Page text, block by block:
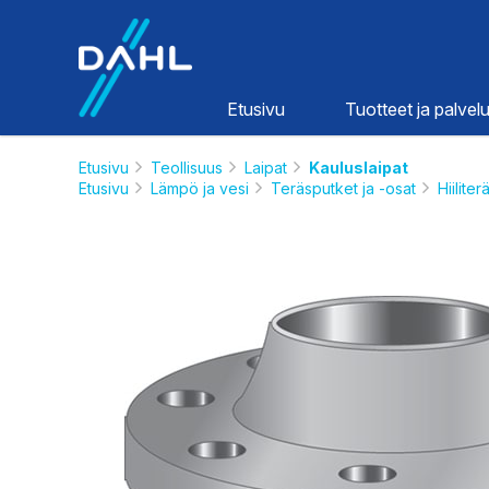
Etusivu Tuotteet ja
Lämpö ja
Etusivu Teollisuus Laipat
Kauluslaipat
Etusivu
Lämpö ja vesi Teräsputket ja -osat